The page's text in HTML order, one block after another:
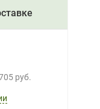
705 руб.